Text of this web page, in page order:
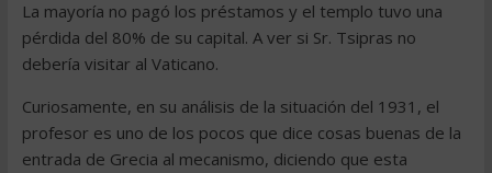
La mayoría no pagó los préstamos y el templo tuvo una
pérdida del 80% de su capital. A ver si Sr. Tsipras no
debería visitar al Vaticano.
Curiosamente, en su análisis de la situación del 1931, el
profesor es uno de los pocos que dice cosas buenas de la
entrada de Grecia al mecanismo, diciendo que esta